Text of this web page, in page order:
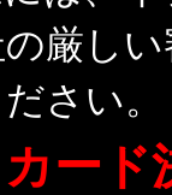
厳し
さい。
ード